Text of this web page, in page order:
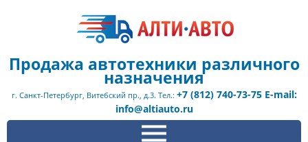
Продажа автотехники различного
назначения
г. Санкт-Петербург, Витебский пр., д.3. Тел.: +7 (812) 740-73-75 E-mail:
info@altiauto.ru